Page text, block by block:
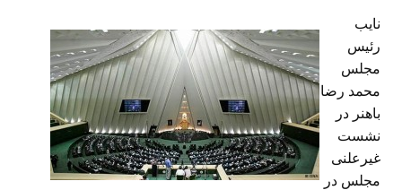
نایب
رئیس
مجلس
محمد رضا
باهنر در
نشست
غیرعلنی
مجلس در